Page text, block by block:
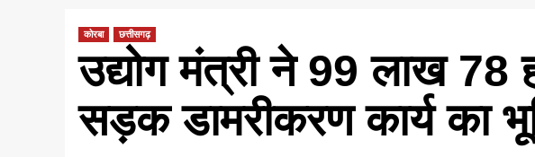
कोरबा छत्तीसगढ़
उद्योग मंत्री ने 99 लाख
सड़क डामरीकरण कार्य का